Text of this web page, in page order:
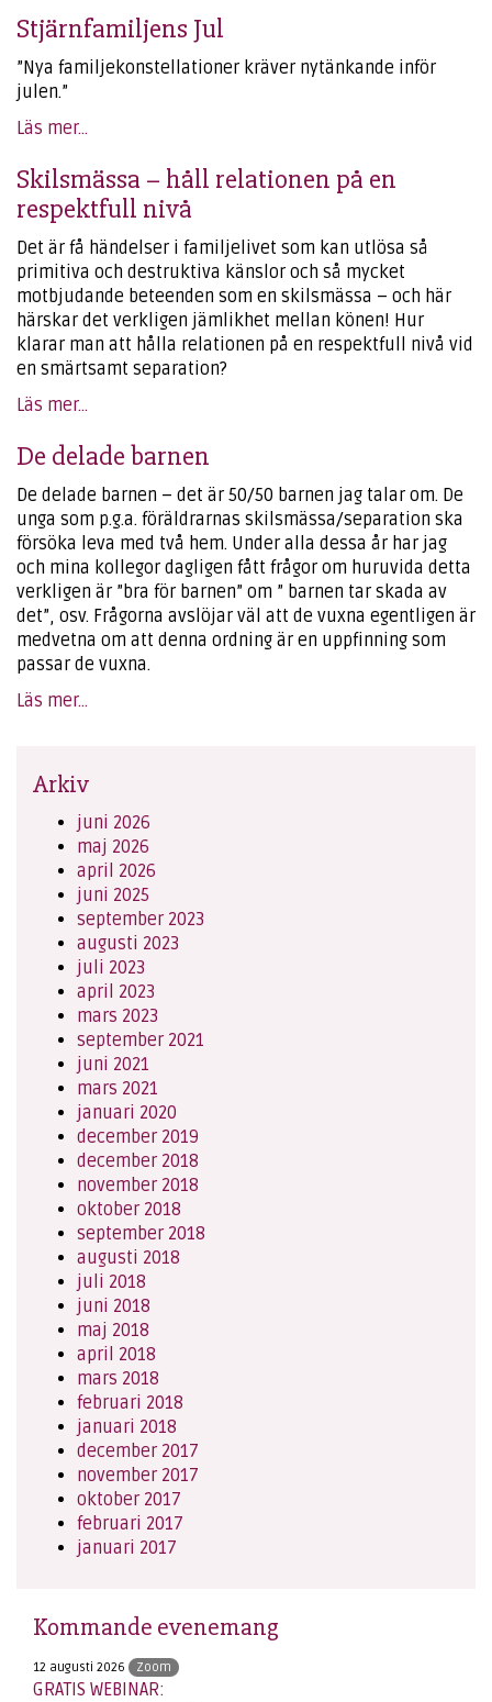
Stjärnfamiljens Jul
”Nya familjekonstellationer kräver nytänkande inför
julen.”
Läs mer...
Skilsmässa – håll relationen på en
respektfull nivå
Det är få händelser i familjelivet som kan utlösa så
primitiva och destruktiva känslor och så mycket
motbjudande beteenden som en skilsmässa – och här
härskar det verkligen jämlikhet mellan könen! Hur
klarar man att hålla relationen på en respektfull nivå vid
en smärtsamt separation?
Läs mer...
De delade barnen
De delade barnen – det är 50/50 barnen jag talar om. De
unga som p.g.a. föräldrarnas skilsmässa/separation ska
försöka leva med två hem. Under alla dessa år har jag
och mina kollegor dagligen fått frågor om huruvida detta
verkligen är ”bra för barnen” om ” barnen tar skada av
det”, osv. Frågorna avslöjar väl att de vuxna egentligen är
medvetna om att denna ordning är en uppfinning som
passar de vuxna.
Läs mer...
Arkiv
juni 2026
maj 2026
april 2026
juni 2025
september 2023
augusti 2023
juli 2023
april 2023
mars 2023
september 2021
juni 2021
mars 2021
januari 2020
december 2019
december 2018
november 2018
oktober 2018
september 2018
augusti 2018
juli 2018
juni 2018
maj 2018
april 2018
mars 2018
februari 2018
januari 2018
december 2017
november 2017
oktober 2017
februari 2017
januari 2017
Kommande evenemang
12 augusti 2026 Zoom
GRATIS WEBINAR: